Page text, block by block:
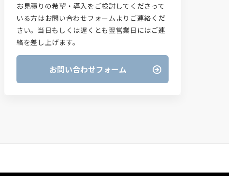
お見積りの希望・導入をご検討してくださって
いる方はお問い合わせフォームよりご連絡くだ
さい。当日もしくは遅くとも翌営業日にはご連
絡を差し上げます。
お問い合わせフォーム